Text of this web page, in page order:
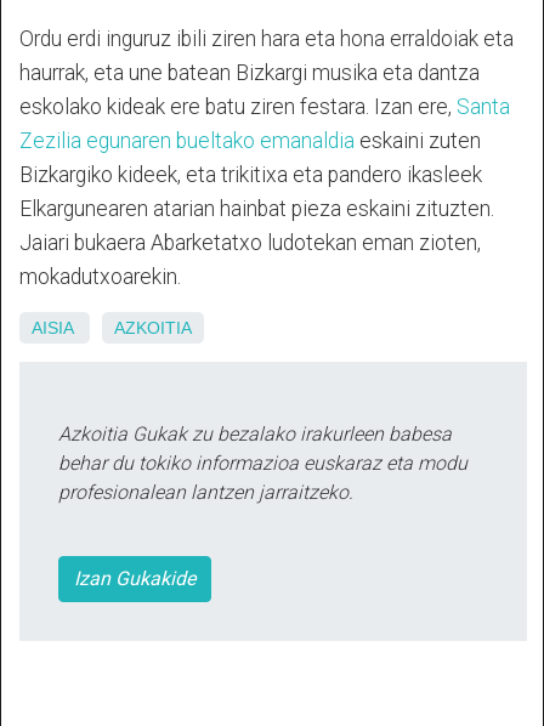
Ordu erdi inguruz ibili ziren hara eta hona erraldoiak eta
haurrak, eta une batean Bizkargi musika eta dantza
eskolako kideak ere batu ziren festara. Izan ere, Santa
Zezilia egunaren bueltako emanaldia eskaini zuten
Bizkargiko kideek, eta trikitixa eta pandero ikasleek
Elkargunearen atarian hainbat pieza eskaini zituzten.
Jaiari bukaera Abarketatxo ludotekan eman zioten,
mokadutxoarekin.
AISIA AZKOITIA
Azkoitia Gukak zu bezalako irakurleen babesa
behar du tokiko informazioa euskaraz eta modu
profesionalean lantzen jarraitzeko.
Izan Gukakide